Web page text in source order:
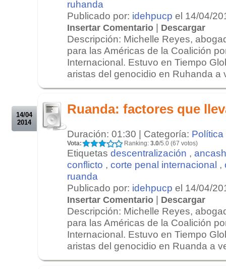
ruhanda
Publicado por: idehpucp el 14/04/
Insertar Comentario | Descargar
Descripción: Michelle Reyes,
para las Américas de la Coalición
Internacional. Estuvo en Tiempo
aristas del genocidio en Ruhanda a
14/04
2014
Ruanda: factores que
Duración: 01:30 | Categoría: Política
Vota: Ranking: 3.0/5.0 (67 votos)
Etiquetas descentralización , ancash
conflicto , corte penal internacional ,
ruanda
Publicado por: idehpucp el 14/04/
Insertar Comentario | Descargar
Descripción: Michelle Reyes,
para las Américas de la Coalición
Internacional. Estuvo en Tiempo
aristas del genocidio en Ruanda a